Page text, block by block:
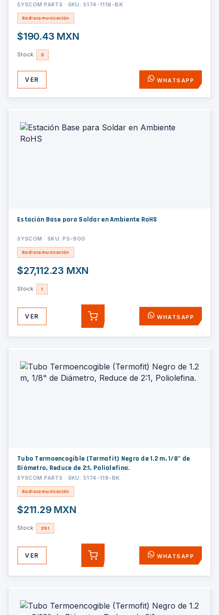
SYSCOM PARTS · SKU: 5174-1116-BK
Radiocomunicación
$190.43 MXN
Stock: 0
VER WHATSAPP
Estación Base para Soldar en Ambiente RoHS
SYSCOM · SKU: PS-900
Radiocomunicación
$27,112.23 MXN
Stock: 1
VER AGREGAR WHATSAPP
Tubo Termoencogible (Termofit) Negro de 1.2 m, 1/8" de
Diámetro, Reduce de 2:1, Poliolefina.
SYSCOM PARTS · SKU: 5174-118-BK
Radiocomunicación
$211.29 MXN
Stock: 291
VER AGREGAR WHATSAPP